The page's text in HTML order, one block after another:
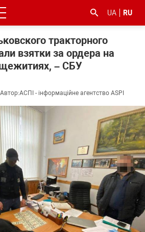
UA RU
тракторного
взятки за ордера на
– СБУ
Автор:АСПІ - інформаційне агентство ASPI
#гфс #Киев #коронавірус